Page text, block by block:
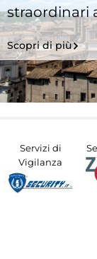
straordinari
Scopri di più
Servizi di
Vigilanza